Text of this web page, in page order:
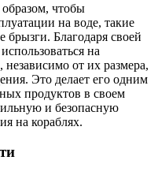
чтобы
на воде, такие
брызги. Благодаря своей
на
от их размера,
Это делает его одним
продуктов в своем
и безопасную
на кораблях.